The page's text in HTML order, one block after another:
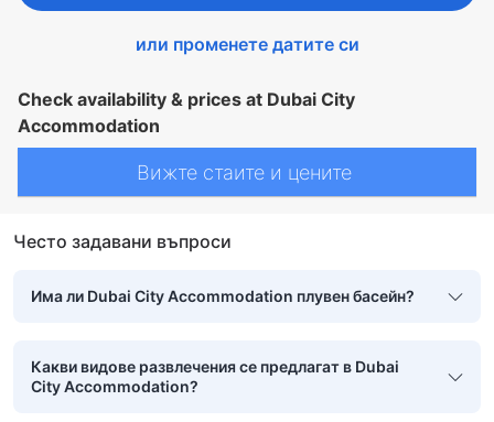
или променете датите си
Check availability & prices at Dubai City
Accommodation
Вижте стаите и цените
Често задавани въпроси
Има ли Dubai City Accommodation плувен басейн?
Какви видове развлечения се предлагат в Dubai
City Accommodation?